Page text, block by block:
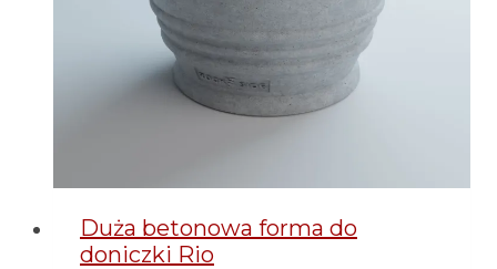
Duża betonowa forma do
doniczki Rio